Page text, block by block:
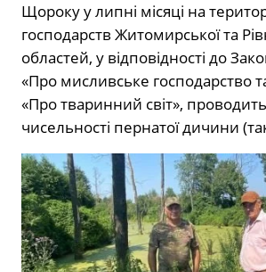
Щороку у липні місяці на
господарств Житомирської та
областей, у відповідності до
«Про мисливське господарство
«Про тваринний світ»,
чисельності пернатої дичини